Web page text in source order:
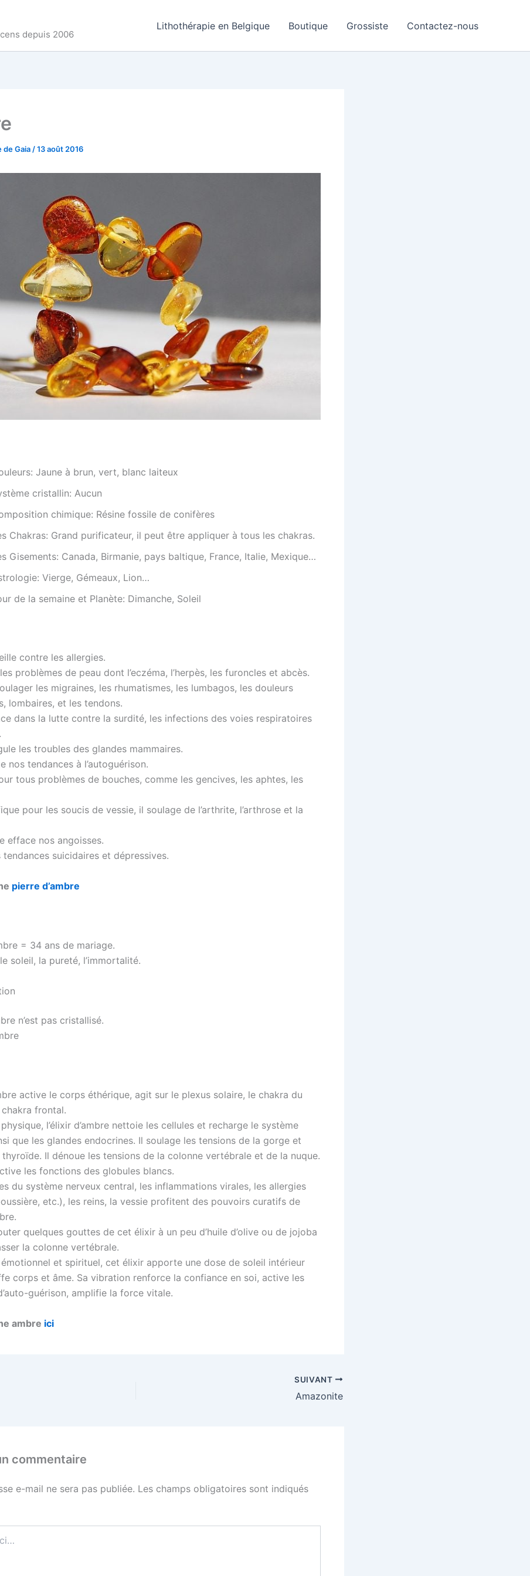
depuis 2006
Lithothérapie en Belgique Boutique Grossiste Contactez-nous
de Gaia /13 août 2016
Jaune à brun, vert, blanc laiteux
cristallin: Aucun
chimique: Résine fossile de conifères
Chakras: Grand purificateur, il peut être appliquer à tous les chakras.
Gisements: Canada, Birmanie, pays baltique, France, Italie, Mexique…
Vierge, Gémeaux, Lion…
de la semaine et Planète: Dimanche, Soleil
contre les allergies.
problèmes de peau dont l’eczéma, l’herpès, les furoncles et abcès.
les migraines, les rhumatismes, les lumbagos, les douleurs
lombaires, et les tendons.
dans la lutte contre la surdité, les infections des voies respiratoires
les troubles des glandes mammaires.
nos tendances à l’autoguérison.
tous problèmes de bouches, comme les gencives, les aphtes, les
pour les soucis de vessie, il soulage de l’arthrite, l’arthrose et la
efface nos angoisses.
tendances suicidaires et dépressives.
pierre d’ambre
= 34 ans de mariage.
soleil, la pureté, l’immortalité.
n’est pas cristallisé.
active le corps éthérique, agit sur le plexus solaire, le chakra du
frontal.
l’élixir d’ambre nettoie les cellules et recharge le système
que les glandes endocrines. Il soulage les tensions de la gorge et
Il dénoue les tensions de la colonne vertébrale et de la nuque.
les fonctions des globules blancs.
du système nerveux central, les inflammations virales, les allergies
etc.), les reins, la vessie profitent des pouvoirs curatifs de
quelques gouttes de cet élixir à un peu d’huile d’olive ou de jojoba
la colonne vertébrale.
émotionnel et spirituel, cet élixir apporte une dose de soleil intérieur
corps et âme. Sa vibration renforce la confiance en soi, active les
guérison, amplifie la force vitale.
ambre ici
SUIVANT
Amazonite
commentaire
e-mail ne sera pas publiée. Les champs obligatoires sont indiqués